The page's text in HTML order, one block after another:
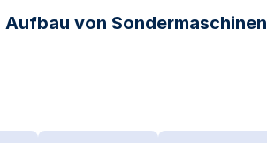
von Sondermaschinen